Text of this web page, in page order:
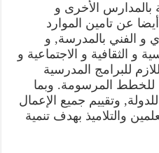
الأخرى و
عن تامين الموارد
و الفني بالمدرسة, و
و الثقافية و الاجتماعية و
للبرامج المدرسية
للخطط المرسومة. وبما
وتقييم جميع الإعمال
والتلاميذ بهدف تنمية